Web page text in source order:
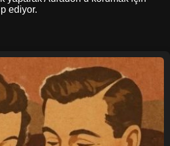
ediyor.